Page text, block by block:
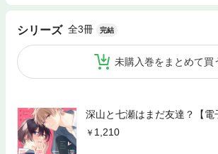
シリーズ 全3冊 完結
未購入巻をまとめて買
深山と七瀬はまだ友達？【電
1,210